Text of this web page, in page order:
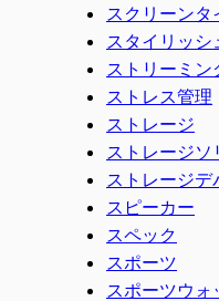
スクリーンタ
スタイリッシ
ストリーミン
ストレス管理
ストレージ
ストレージソ
ストレージデ
スピーカー
スペック
スポーツ
スポーツウォ